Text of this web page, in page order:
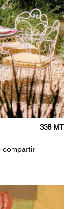
336 MT
compartir